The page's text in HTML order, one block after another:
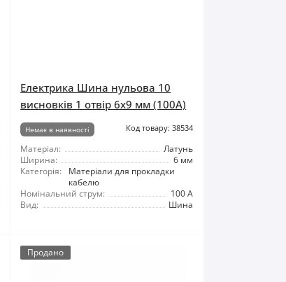
Електрика Шина нульова 10
висновків 1 отвір 6x9 мм (100A)
Немає в наявності Код товару: 38534
Матеріал:
Латунь
Ширина:
6 мм
Категорія:
Матеріали для прокладки
кабелю
Номінальний струм:
100 А
Вид:
Шина
Продано